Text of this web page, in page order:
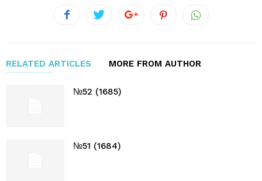
RELATED ARTICLES MORE FROM AUTHOR
№52 (1685)
№51 (1684)